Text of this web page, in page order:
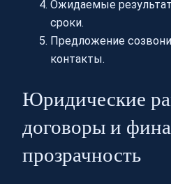
Ожидаемые
сроки.
Предложение
контакты.
Юридические
договоры и
прозрачность